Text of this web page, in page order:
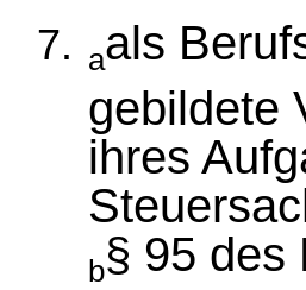
aals
gebildete
ihres
b§ 95 des